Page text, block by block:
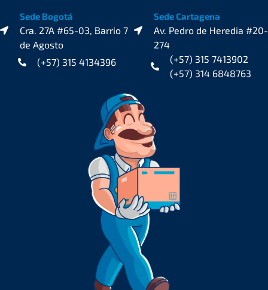
Sede Bogotá
Cra. 27A #65-03, Barrio 7
de Agosto
(+57) 315 4134396
Sede Cartagena
Av. Pedro de Heredia #20-
274
(+57) 315 7413902
(+57) 314 6848763